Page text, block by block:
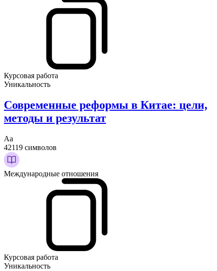
Курсовая работа
Уникальность
Современные реформы в Китае: цели,
методы и результат
Аа
42119 символов
Международные отношения
Курсовая работа
Уникальность